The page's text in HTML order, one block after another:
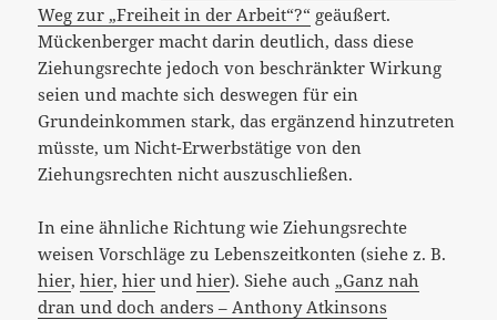
Weg zur „Freiheit in der Arbeit“?“ geäußert.
Mückenberger macht darin deutlich, dass diese
Ziehungsrechte jedoch von beschränkter Wirkung
seien und machte sich deswegen für ein
Grundeinkommen stark, das ergänzend hinzutreten
müsste, um Nicht-Erwerbstätige von den
Ziehungsrechten nicht auszuschließen.
In eine ähnliche Richtung wie Ziehungsrechte
weisen Vorschläge zu Lebenszeitkonten (siehe z. B.
hier,hier,hier undhier). Siehe auch „Ganz nah
dran und doch anders – Anthony Atkinsons